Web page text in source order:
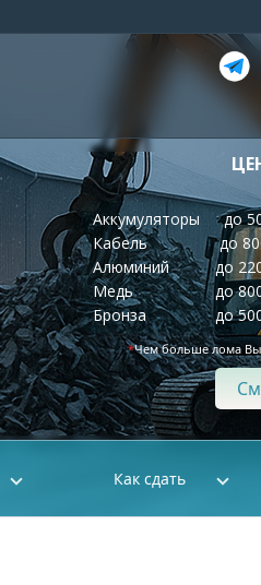
Аккумуляторы
до
Кабель
до
Алюминий
до
Медь
до
Бронза
до
*Чем больше лома Вы
Как сдать